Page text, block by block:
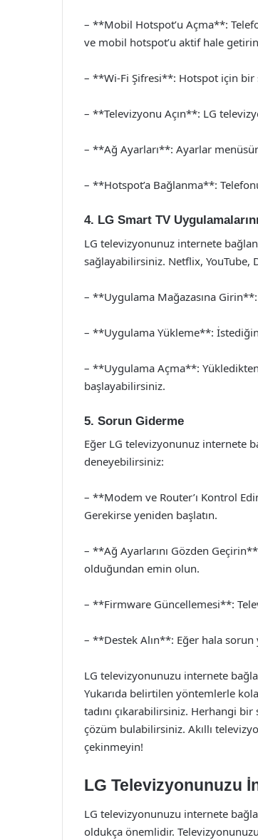
– **Mobil Hotspot’u Açma**:
ve mobil hotspot’u aktif hale
– **Wi-Fi Şifresi**: Hotspot için bir
– **Televizyonu Açın**: LG
– **Ağ Ayarları**: Ayarlar
– **Hotspot’a Bağlanma**:
4. LG Smart TV
LG televizyonunuz internete
sağlayabilirsiniz. Netflix,
– **Uygulama Mağazasına Girin**:
– **Uygulama Yükleme**:
– **Uygulama Açma**:
başlayabilirsiniz.
5. Sorun Giderme
Eğer LG televizyonunuz internete
deneyebilirsiniz:
– **Modem ve Router’ı Kontrol
Gerekirse yeniden başlatın.
– **Ağ Ayarlarını Gözden
olduğundan emin olun.
– **Firmware Güncellemesi**:
– **Destek Alın**: Eğer hala
LG televizyonunuzu internete
Yukarıda belirtilen yöntemlerle
tadını çıkarabilirsiniz. Herhangi
çözüm bulabilirsiniz. Akıllı
çekinmeyin!
LG Televizyonunuzu
LG televizyonunuzu internete
oldukça önemlidir.